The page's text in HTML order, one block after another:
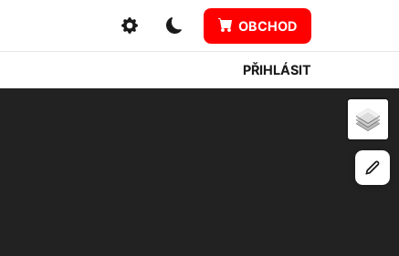
OBCHOD
PŘIHLÁSIT